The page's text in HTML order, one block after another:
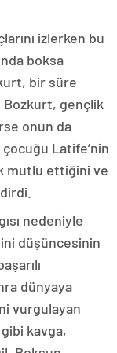
izlerken bu
boksa
bir süre
gençlik
onun da
Latife’nin
mutlu ettiğini ve
nedeniyle
düşüncesinin
dünyaya
vurgulayan
kavga,